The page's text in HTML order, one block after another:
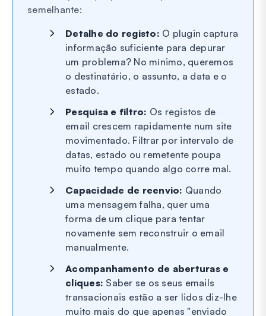
semelhante:
Detalhe do registo: O plugin captura
informação suficiente para depurar
um problema? No mínimo, queremos
o destinatário, o assunto, a data e o
estado.
Pesquisa e filtro: Os registos de
email crescem rapidamente num site
movimentado. Filtrar por intervalo de
datas, estado ou remetente poupa
muito tempo quando algo corre mal.
Capacidade de reenvio: Quando
uma mensagem falha, quer uma
forma de um clique para tentar
novamente sem reconstruir o email
manualmente.
Acompanhamento de aberturas e
cliques: Saber se os seus emails
transacionais estão a ser lidos diz-lhe
muito mais do que apenas "enviado